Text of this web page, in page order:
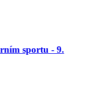
sportu - 9.